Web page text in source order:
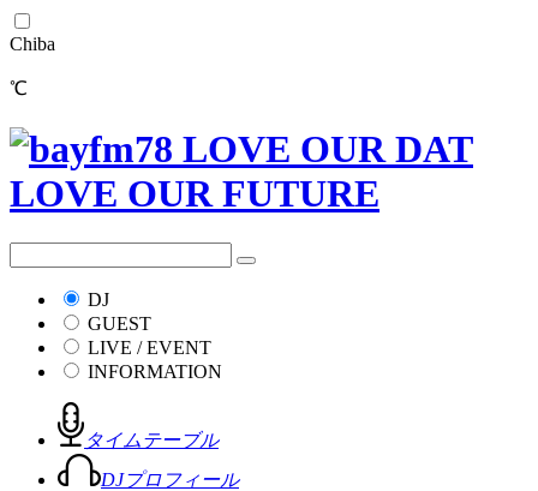
Chiba
℃
DJ
GUEST
LIVE / EVENT
INFORMATION
タイムテーブル
DJプロフィール